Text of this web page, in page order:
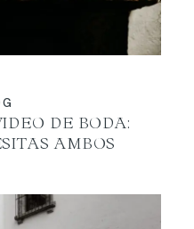
DE BODA:
AMBOS